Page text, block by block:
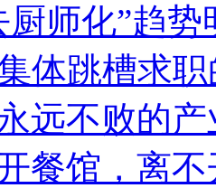
厨师化”趋
体跳槽求
远不败的
餐馆，离